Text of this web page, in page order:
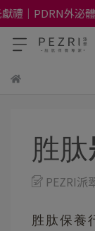
｜PDRN外泌體
胜
PEZRI派
胜肽保養